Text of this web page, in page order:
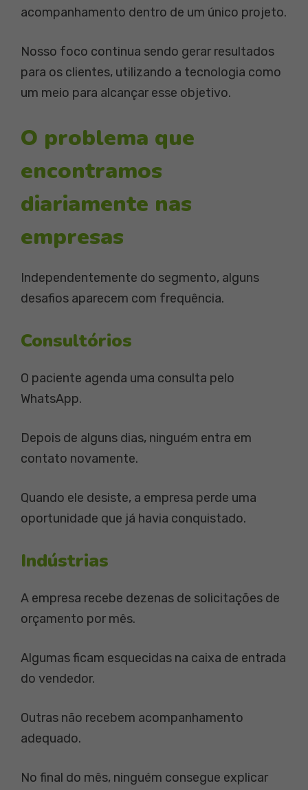
acompanhamento dentro de um único projeto.
Nosso foco continua sendo gerar resultados
para os clientes, utilizando a tecnologia como
um meio para alcançar esse objetivo.
O problema que
encontramos
diariamente nas
empresas
Independentemente do segmento, alguns
desafios aparecem com frequência.
Consultórios
O paciente agenda uma consulta pelo
WhatsApp.
Depois de alguns dias, ninguém entra em
contato novamente.
Quando ele desiste, a empresa perde uma
oportunidade que já havia conquistado.
Indústrias
A empresa recebe dezenas de solicitações de
orçamento por mês.
Algumas ficam esquecidas na caixa de entrada
do vendedor.
Outras não recebem acompanhamento
adequado.
No final do mês, ninguém consegue explicar